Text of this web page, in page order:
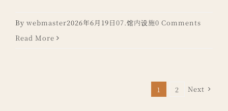
By webmaster2026年6月19日07.馆内设施0 Comments
Read More
1 2 Next